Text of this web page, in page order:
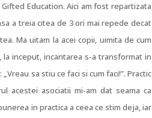
Education. Aici am fost repartizata
a treia citea de 3 ori mai repede decat
Ma uitam la acei copii, uimita de cum
inceput, incantarea s-a transformat in
sa stiu ce faci si cum faci!”. Practic
acestei asociatii mi-am dat seama ca
in practica a ceea ce stim deja, iar